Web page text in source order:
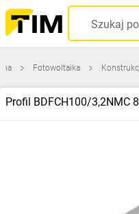
Fotowoltaika
Profil BDFCH100/3,2NMC